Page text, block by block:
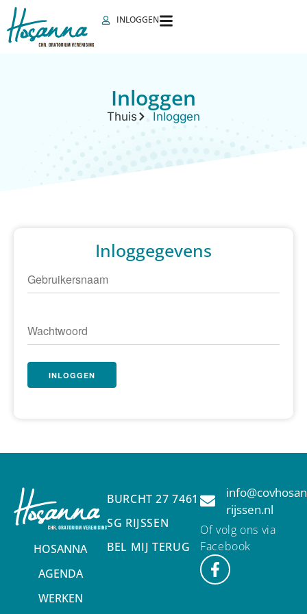
INLOGGEN
Inloggen
Thuis Inloggen
Inloggegevens
HOSANNA
AGENDA
WERKEN
BURCHT 27 7461
SG RIJSSEN
BEL MIJ TERUG
rijssen.nl
Of volg ons via
Facebook